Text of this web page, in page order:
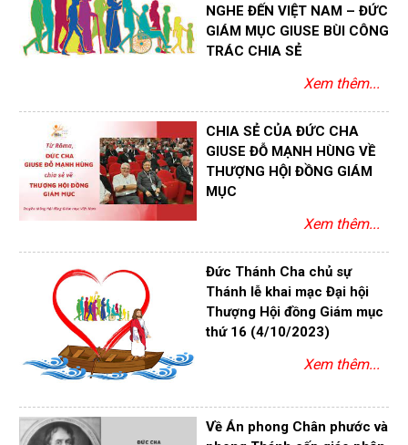
NGHE ĐẾN VIỆT NAM – ĐỨC
GIÁM MỤC GIUSE BÙI CÔNG
TRÁC CHIA SẺ
Xem thêm...
CHIA SẺ CỦA ĐỨC CHA
GIUSE ĐỖ MẠNH HÙNG VỀ
THƯỢNG HỘI ĐỒNG GIÁM
MỤC
Xem thêm...
Đức Thánh Cha chủ sự
Thánh lễ khai mạc Đại hội
Thượng Hội đồng Giám mục
thứ 16 (4/10/2023)
Xem thêm...
Về Án phong Chân phước và